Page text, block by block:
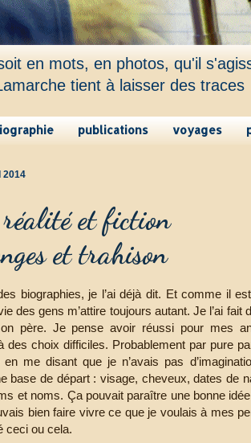
en mots, en photos, qu'il
tient à laisser des traces
publications voyages
2014
et fiction
et trahison
biographies, je l’ai déjà dit. Et comme il
des gens m’attire toujours autant. Je l’ai
père. Je pense avoir réussi pour mes
des choix difficiles. Probablement par pure
en me disant que je n’avais pas
base de départ : visage, cheveux, dates
et noms. Ça pouvait paraître une bonne
bien faire vivre ce que je voulais à mes
ceci ou cela.